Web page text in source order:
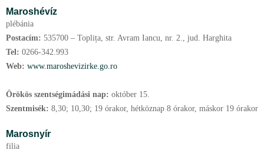
Maroshévíz
plébánia
Postacím: 535700 – Toplița, str. Avram Iancu, nr. 2., jud. Harghita
Tel: 0266-342.993
Web: www.maroshevizirke.go.ro
Örökös szentségimádási nap: október 15.
Szentmisék: 8,30; 10,30; 19 órakor, hétköznap 8 órakor, máskor 19 órakor
Marosnyír
filia